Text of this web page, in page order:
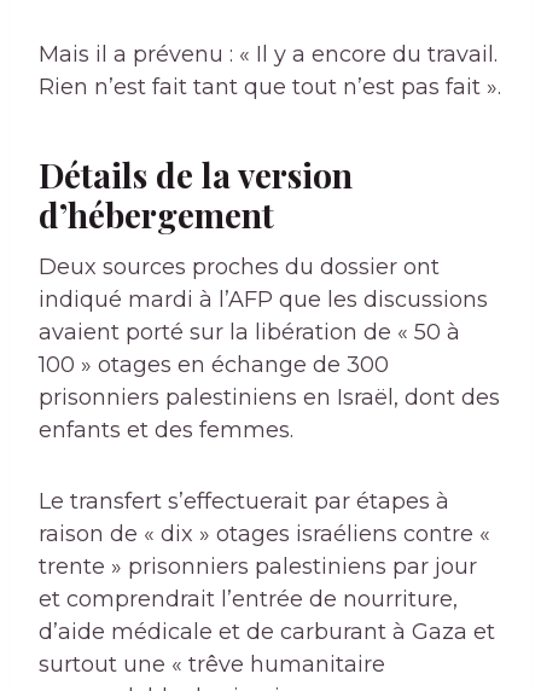
Mais il a prévenu : « Il y a encore du travail.
Rien n’est fait tant que tout n’est pas fait ».
Détails de la version
d’hébergement
Deux sources proches du dossier ont
indiqué mardi à l’AFP que les discussions
avaient porté sur la libération de « 50 à
100 » otages en échange de 300
prisonniers palestiniens en Israël, dont des
enfants et des femmes.
Le transfert s’effectuerait par étapes à
raison de « dix » otages israéliens contre «
trente » prisonniers palestiniens par jour
et comprendrait l’entrée de nourriture,
d’aide médicale et de carburant à Gaza et
surtout une « trêve humanitaire